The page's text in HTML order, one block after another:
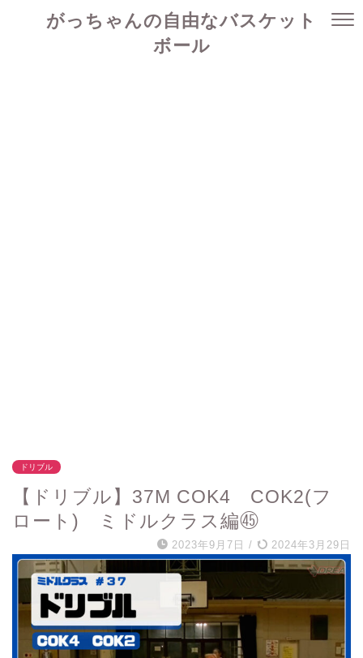
がっちゃんの自由なバスケット
ボール
ドリブル
【ドリブル】37M COK4 COK2(フ
ロート) ミドルクラス編㊺
2023年9月7日 / 2024年3月29日